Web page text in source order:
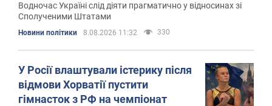
Водночас Україні слід діяти прагматично у відносинах зі
Сполученими Штатами
Новини політики 8.08.2026 11:32 330
У Росії влаштували істерику після
відмови Хорватії пустити
гімнасток з РФ на чемпіонат